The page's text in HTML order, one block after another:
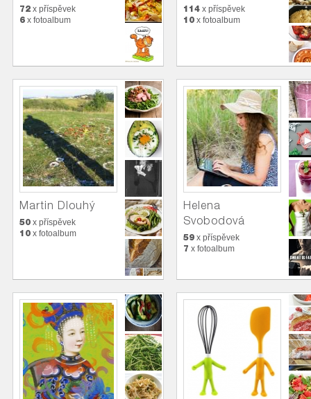
72 x příspěvek
6 x fotoalbum
114 x příspěvek
10 x fotoalbum
Martin Dlouhý
50 x příspěvek
10 x fotoalbum
Helena
Svobodová
59 x příspěvek
7 x fotoalbum